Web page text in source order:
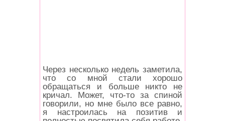
Через несколько недель заметила,
что со мной стали хорошо
обращаться и больше никто не
кричал. Может, что-то за спиной
говорили, но мне было все равно,
я настроилась на позитив и